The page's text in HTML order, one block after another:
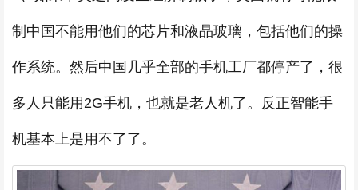
制中国不能用他们的芯片和液晶玻璃，包括他们的操
作系统。然后中国几乎全部的手机工厂都停产了，很
多人只能用2G手机，也就是老人机了。反正智能手
机基本上是用不了了。